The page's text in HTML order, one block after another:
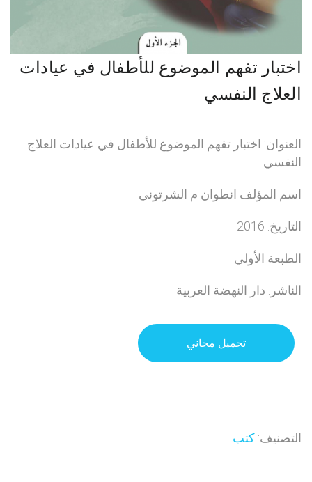
اختبار تفهم الموضوع للأطفال في عيادات
العلاج النفسي
العنوان: اختبار تفهم الموضوع للأطفال في عيادات العلاج
النفسي
اسم المؤلف انطوان م الشرتوني
التاريخ: 2016
الطبعة الأولي
الناشر: دار النهضة العربية
تحميل مجاني
التصنيف: كتب